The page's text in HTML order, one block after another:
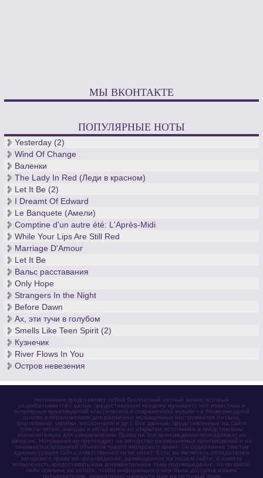
МЫ ВКОНТАКТЕ
ПОПУЛЯРНЫЕ НОТЫ
Yesterday (2)
Wind Of Change
Валенки
The Lady In Red (Леди в красном)
Let It Be (2)
I Dreamt Of Edward
Le Banquete (Амели)
Comptine d'un autre été: L'Après-Midi
While Your Lips Are Still Red
Marriage D'Amour
Let It Be
Вальс расставания
Only Hope
Strangers In the Night
Before Dawn
Ах, эти тучи в голубом
Smells Like Teen Spirit (2)
Кузнечик
River Flows In You
Остров невезения
Нотомания представляет собой бесплатный нотный архив, который
разрабатывается с целью предоставления каждому музыканту нот известных и
популярных произведений классической и современной музыки на безвозмездной
основе в переложениях для различных музыкальных инструментов (гитары,
фортепиано, скрипки, виолончели и др.). Все данные, представленные на сайте
(тексты песен, аккорды и ноты) взяты из открытых источников и представлены
исключительно для ознакомления. Права на эти произведения принадлежат их
авторам. Нотомания не претендует на авторство размещаемых произведений и не
занимается продажей объектов чужого авторского права. За содержание текстов
администрация сайта ответственности не несет. Если вы являетесь обладателем
авторского права на произведение, размещенное на нашем сайте, и имеете
возможность предоставить нам документальное тому подтверждение, но по какой-
либо причине не хотите, чтобы информация о нём была доступна нашим
пользователям, немедленно напишите нам на почтовый ящик